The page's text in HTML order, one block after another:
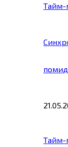
Тайм-
Тайм-